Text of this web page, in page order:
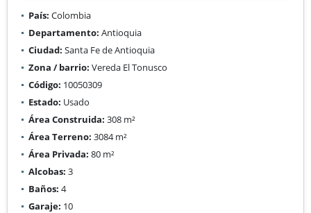
País: Colombia
Departamento: Antioquia
Ciudad: Santa Fe de Antioquia
Zona / barrio: Vereda El Tonusco
Código: 10050309
Estado: Usado
Área Construida: 308 m²
Área Terreno: 3084 m²
Área Privada: 80 m²
Alcobas: 3
Baños: 4
Garaje: 10